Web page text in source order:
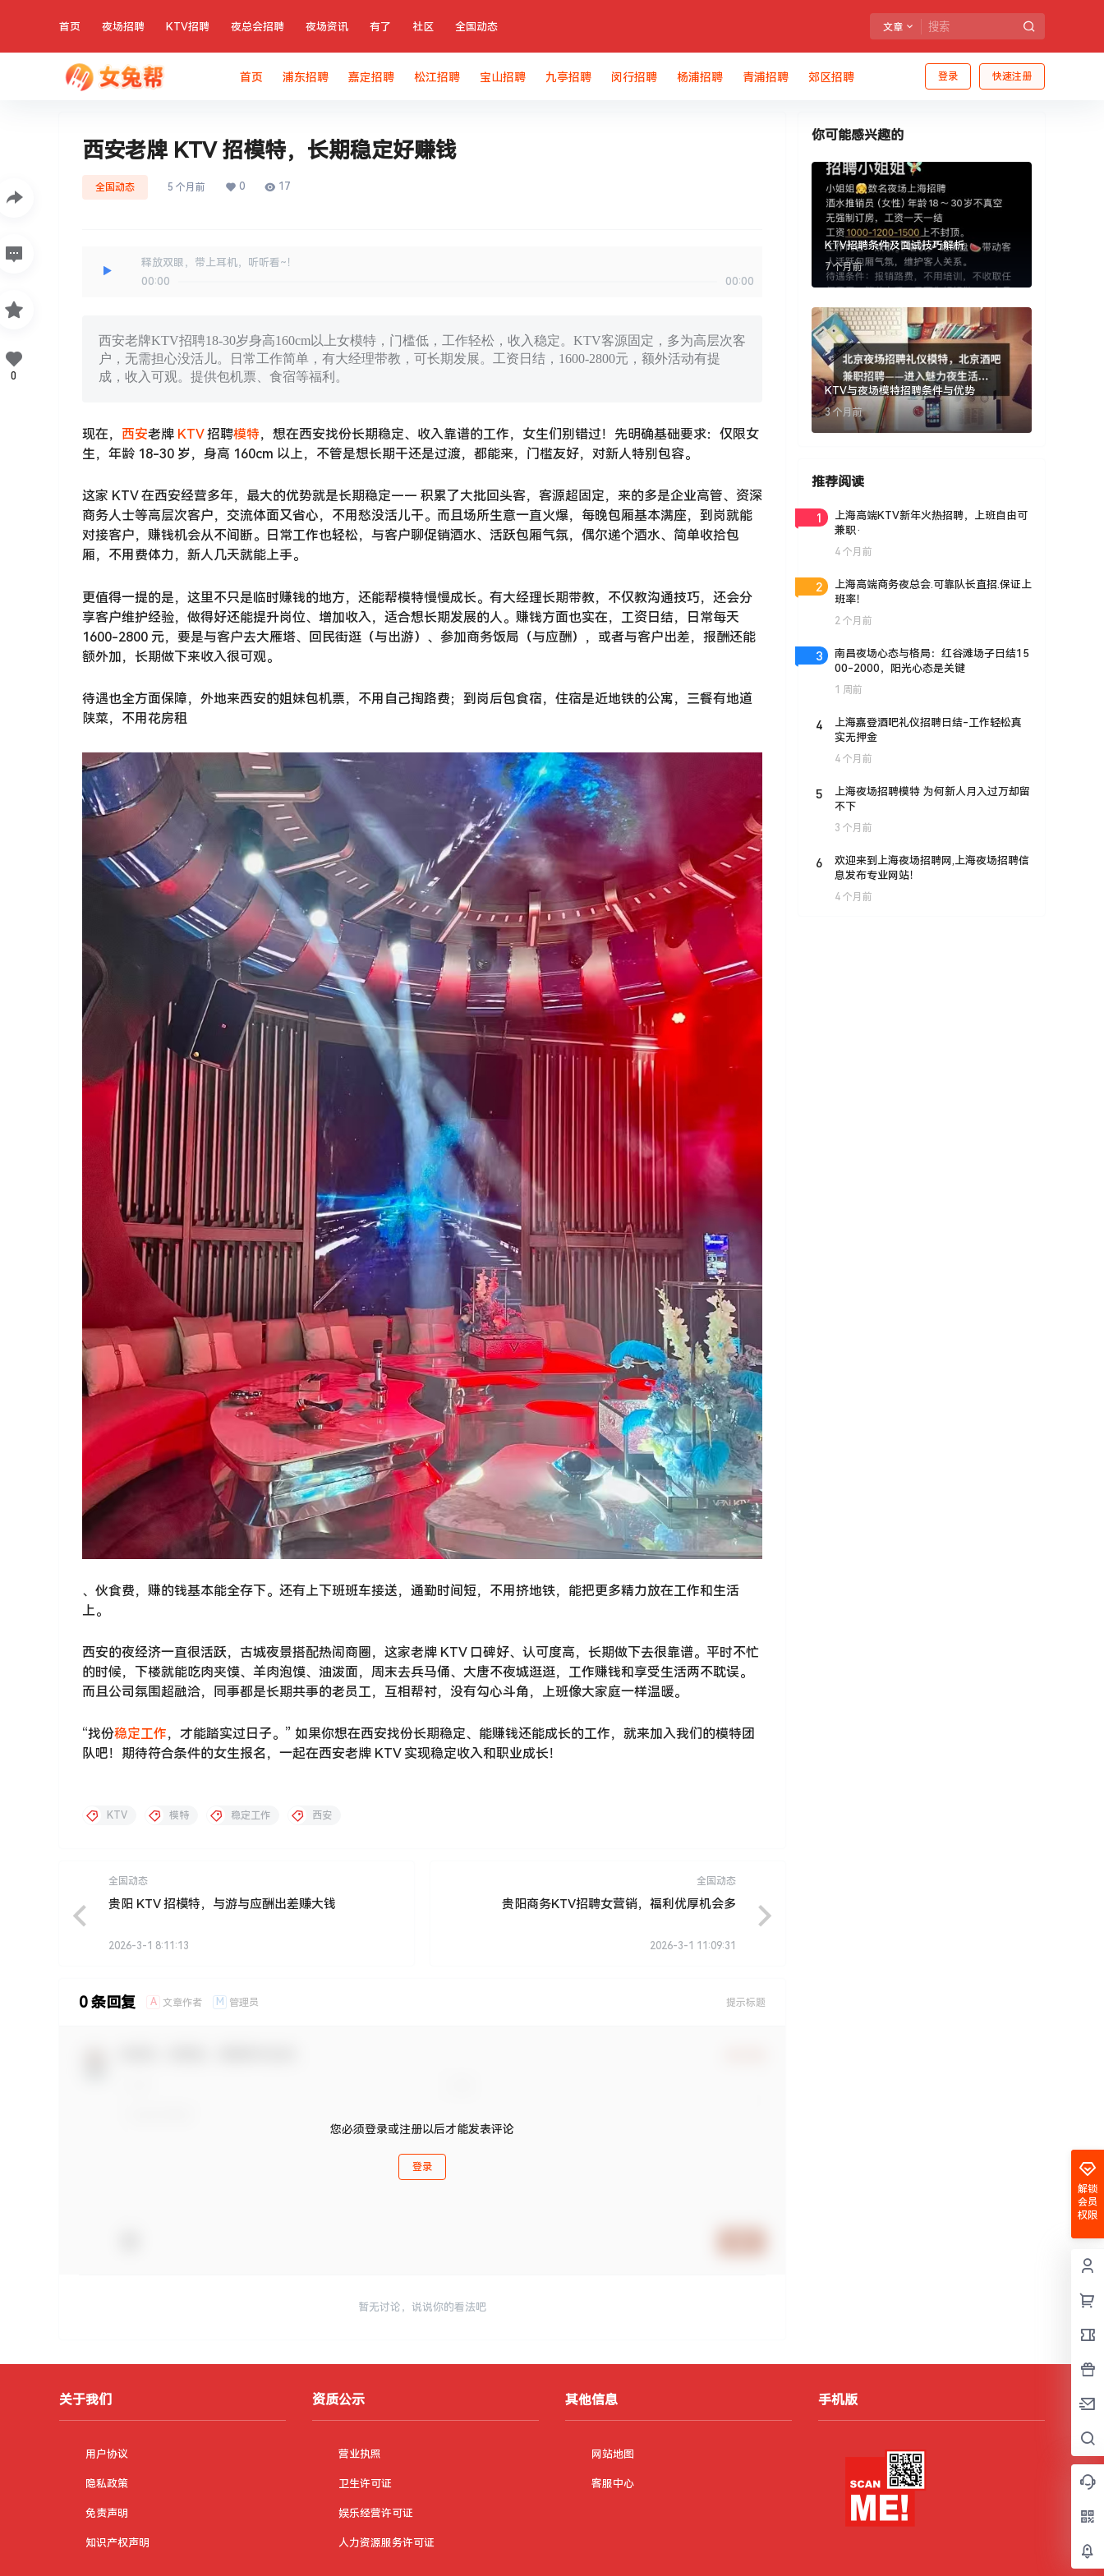
首页 夜场招聘 KTV招聘 夜总会招聘 夜场资讯 有了 社区 全国动态 文章
登录 快速注册
首页 浦东招聘 嘉定招聘 松江招聘 宝山招聘 九亭招聘 闵行招聘 杨浦招聘 青浦招聘 郊区招聘
西安老牌 KTV 招模特，长期稳定好赚钱​
全国动态 5 个月前 0 17
释放双眼，带上耳机，听听看~！
00:00
00:00
西安老牌KTV招聘18-30岁身高160cm以上女模特，门槛低，工作轻松，收入稳定。KTV客源固定，多为高层次客
户，无需担心没活儿。日常工作简单，有大经理带教，可长期发展。工资日结，1600-2800元，额外活动有提
成，收入可观。提供包机票、食宿等福利。
现在， 西安老牌 KTV招聘模特，想在西安找份长期稳定、收入靠谱的工作，女生们别错过！先明确基础要求：仅限女
生，年龄 18-30 岁，身高 160cm 以上，不管是想长期干还是过渡，都能来，门槛友好，对新人特别包容。
这家 KTV 在西安经营多年，最大的优势就是长期稳定—— 积累了大批回头客，客源超固定，来的多是企业高管、资深
商务人士等高层次客户，交流体面又省心，不用愁没活儿干。而且场所生意一直火爆，每晚包厢基本满座，到岗就能
对接客户，赚钱机会从不间断。日常工作也轻松，与客户聊促销酒水、活跃包厢气氛，偶尔递个酒水、简单收拾包
厢，不用费体力，新人几天就能上手。
更值得一提的是，这里不只是临时赚钱的地方，还能帮模特慢慢成长。有大经理长期带教，不仅教沟通技巧，还会分
享客户维护经验，做得好还能提升岗位、增加收入，适合想长期发展的人。赚钱方面也实在，工资日结，日常每天
1600-2800 元，要是与客户去大雁塔、回民街逛（与出游）、参加商务饭局（与应酬），或者与客户出差，报酬还能
额外加，长期做下来收入很可观。
待遇也全方面保障，外地来西安的姐妹包机票，不用自己掏路费；到岗后包食宿，住宿是近地铁的公寓，三餐有地道
陕菜，不用花房租
、伙食费，赚的钱基本能全存下。还有上下班班车接送，通勤时间短，不用挤地铁，能把更多精力放在工作和生活
上。
西安的夜经济一直很活跃，古城夜景搭配热闹商圈，这家老牌 KTV 口碑好、认可度高，长期做下去很靠谱。平时不忙
的时候，下楼就能吃肉夹馍、羊肉泡馍、油泼面，周末去兵马俑、大唐不夜城逛逛，工作赚钱和享受生活两不耽误。
而且公司氛围超融洽，同事都是长期共事的老员工，互相帮衬，没有勾心斗角，上班像大家庭一样温暖。
“找份稳定工作，才能踏实过日子。” 如果你想在西安找份长期稳定、能赚钱还能成长的工作，就来加入我们的模特团
队吧！期待符合条件的女生报名，一起在西安老牌 KTV 实现稳定收入和职业成长！
0
KTV 模特 稳定工作 西安
全国动态
贵阳 KTV 招模特，与游与应酬出差赚大钱
2026-3-1 8:11:13
全国动态
贵阳商务KTV招聘女营销，福利优厚机会多
2026-3-1 11:09:31
0 条回复 A 文章作者 M 管理员 提示标题
您必须登录或注册以后才能发表评论
登录
暂无讨论，说说你的看法吧
你可能感兴趣的
KTV招聘条件及面试技巧解析
7 个月前
KTV与夜场模特招聘条件与优势
3 个月前
推荐阅读
1
上海高端KTV新年火热招聘，上班自由可
兼职·
4 个月前
2
上海高端商务夜总会.可靠队长直招.保证上
班率！
2 个月前
3
南昌夜场心态与格局：红谷滩场子日结15
00-2000，阳光心态是关键
1 周前
4
上海嘉登酒吧礼仪招聘日结-工作轻松真
实无押金
4 个月前
5
上海夜场招聘模特 为何新人月入过万却留
不下
3 个月前
6
欢迎来到上海夜场招聘网,上海夜场招聘信
息发布专业网站！
4 个月前
解锁
会员
权限
关于我们
用户协议
隐私政策
免责声明
知识产权声明
资质公示
营业执照
卫生许可证
娱乐经营许可证
人力资源服务许可证
其他信息
网站地图
客服中心
手机版